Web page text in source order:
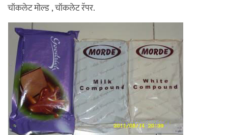
चॉकलेट मोल्ड , चॉकलेट रॅपर.